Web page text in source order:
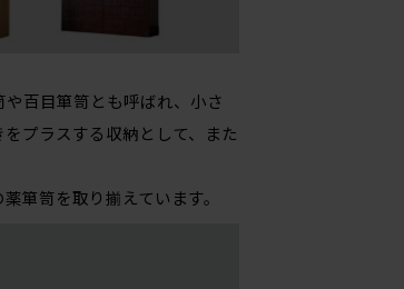
百目箪笥とも呼ばれ、小さ
プラスする収納として、また
箪笥を取り揃えています。